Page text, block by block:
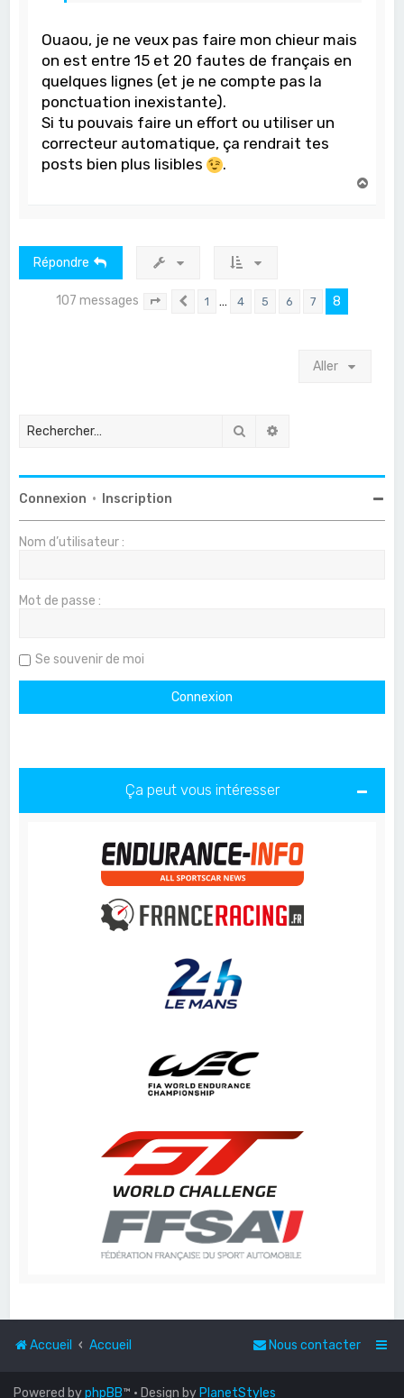
Ouaou, je ne veux pas faire mon chieur mais
on est entre 15 et 20 fautes de français en
quelques lignes (et je ne compte pas la
ponctuation inexistante).
Si tu pouvais faire un effort ou utiliser un
correcteur automatique, ça rendrait tes
posts bien plus lisibles
.
Répondre
107 messages Page sur8
Précédent
1 … 4 5 6 7 8
Aller
Rechercher
Connexion • Inscription
Nom d’utilisateur :
Mot de passe :
Se souvenir de moi
Ça peut vous intéresser
Accueil Accueil Nous contacter
Powered byphpBB™ • Design by PlanetStyles